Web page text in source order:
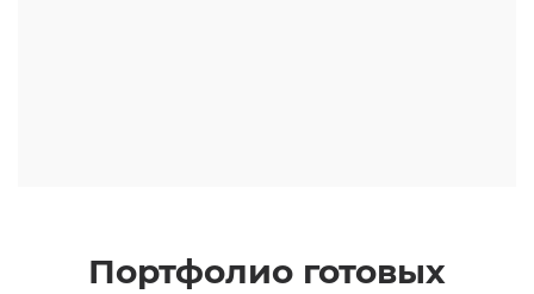
Портфолио готовых